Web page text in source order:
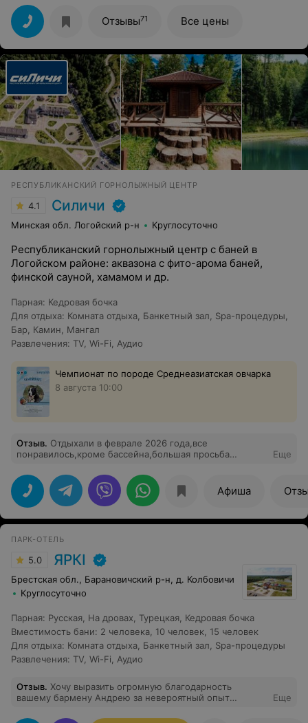
весь коллектив Мандарина!
Отзывы71 Все цены
РЕСПУБЛИКАНСКИЙ ГОРНОЛЫЖНЫЙ ЦЕНТР
4.1 Силичи
Минская обл. Логойский р-н Круглосуточно
Республиканский горнолыжный центр с баней в
Логойском районе: аквазона с фито-арома баней,
финской сауной, хамамом и др.
Парная: Кедровая бочка
Для отдыха: Комната отдыха, Банкетный зал, Spa-процедуры,
Бар, Камин, Мангал
Развлечения: TV, Wi-Fi, Аудио
Чемпионат по породе Среднеазиатская овчарка
8 августа 10:00
Отзыв. Отдыхали в феврале 2026 года,все
понравилось,кроме бассейна,большая просьба
периметру бассейна чтобы можно было отдохнуть во
время плавания и для страховки,если один человек
включилподводный массаж,то проплывающего рядом
человека подводное течение заносит в водоворот под
воду и даже можно утонуть,а взяться не за
бассейна,но ее можно легко исправить.БЛАГОДАРЮ
ЗАРАНЕЕ.
Еще
Афиша
ПАРК-ОТЕЛЬ
5.0 ЯРКI
Брестская обл., Барановичский р-н, д. Колбовичи
Круглосуточно
Парная: Русская На дровах Турецкая Кедровая бочка
Вместимость бани: 2 человека 10 человек 15 человек
Для отдыха: Комната отдыха Банкетный зал
Spa-процедуры
Развлечения: TV Wi-Fi Аудио
Отзыв. Хочу выразить огромную благодарность
вашему бармену Андрею за невероятный опыт
была не просто дегустация напитков, а настоящее
Еще